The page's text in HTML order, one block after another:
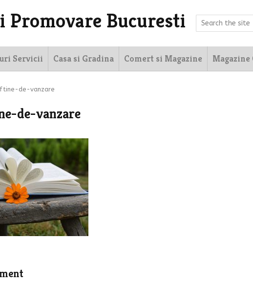
Promovare Bucuresti
Servicii Casa si Gradina Comert si Magazine Magazine
de-vanzare
de-vanzare